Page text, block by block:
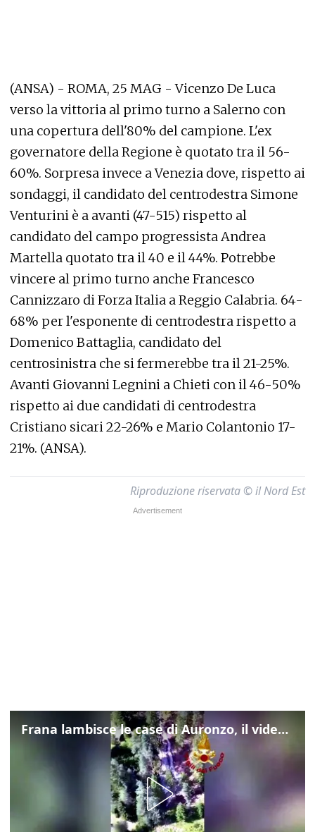
(ANSA) - ROMA, 25 MAG - Vicenzo De Luca
verso la vittoria al primo turno a Salerno con
una copertura dell'80% del campione. L'ex
governatore della Regione è quotato tra il 56-
60%. Sorpresa invece a Venezia dove, rispetto ai
sondaggi, il candidato del centrodestra Simone
Venturini è a avanti (47-515) rispetto al
candidato del campo progressista Andrea
Martella quotato tra il 40 e il 44%. Potrebbe
vincere al primo turno anche Francesco
Cannizzaro di Forza Italia a Reggio Calabria. 64-
68% per l'esponente di centrodestra rispetto a
Domenico Battaglia, candidato del
centrosinistra che si fermerebbe tra il 21-25%.
Avanti Giovanni Legnini a Chieti con il 46-50%
rispetto ai due candidati di centrodestra
Cristiano sicari 22-26% e Mario Colantonio 17-
21%. (ANSA).
Riproduzione riservata © il Nord Est
Frana lambisce le case di Auronzo, il video dall'elicottero dei vigili del fuoco